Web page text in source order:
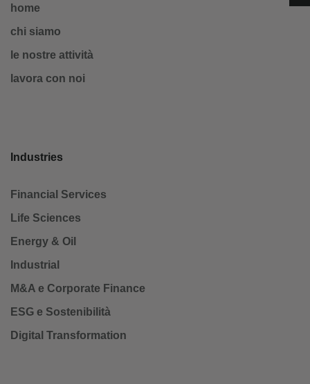
home
chi siamo
le nostre attività
lavora con noi
Industries
Financial Services
Life Sciences
Energy & Oil
Industrial
M&A e Corporate Finance
ESG e Sostenibilità
Digital Transformation